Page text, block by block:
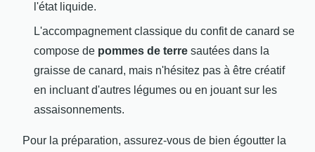
l'état liquide.
L'accompagnement classique du confit de canard se
compose de pommes de terre sautées dans la
graisse de canard, mais n'hésitez pas à être créatif
en incluant d'autres légumes ou en jouant sur les
assaisonnements.
Pour la préparation, assurez-vous de bien égoutter la